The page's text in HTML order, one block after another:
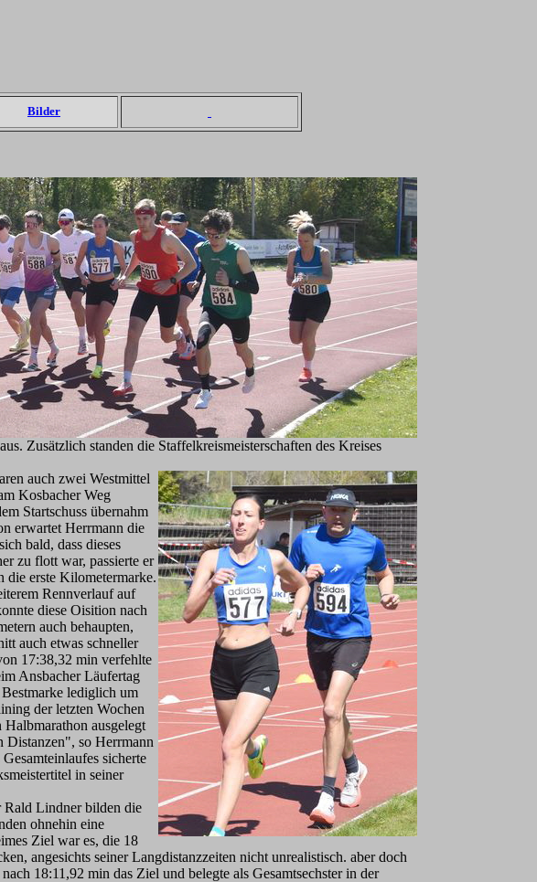
Bilder
Zusätzlich standen die Staffelkreismeisterschaften des Kreises
auch zwei Westmittel
Kosbacher Weg
Startschuss übernahm
erwartet Herrmann die
bald, dass dieses
zu flott war, passierte er
die erste Kilometermarke.
Rennverlauf auf
diese Oisition nach
auch behaupten,
auch etwas schneller
17:38,32 min verfehlte
Ansbacher Läufertag
lediglich um
der letzten Wochen
ausgelegt
Distanzen", so Herrmann
sicherte
in seiner
Rald Lindner bilden die
ohnehin eine
Ziel war es, die 18
angesichts seiner Langdistanzzeiten nicht unrealistisch. aber doch
18:11,92 min das Ziel und belegte als Gesamtsechster in der